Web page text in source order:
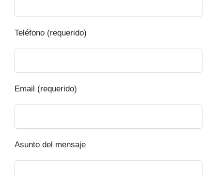
Teléfono (requerido)
Email (requerido)
Asunto del mensaje